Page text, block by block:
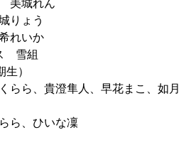
美城れん
りょう
れいか
雪組
）
らら、貴澄隼人、早花まこ、如月
ら、ひいな凜